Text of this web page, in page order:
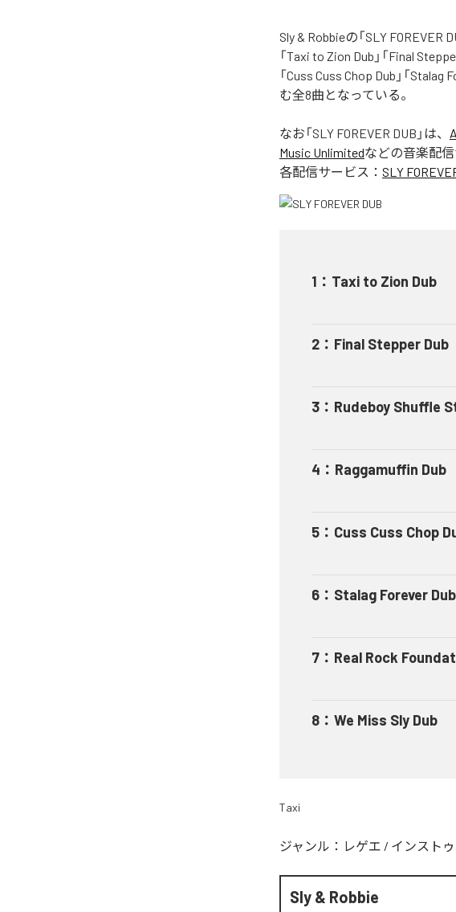
Sly & Robbieの「SLY
「Taxi to Zion Dub」「Final
「Cuss Cuss Chop Dub」「Stalag
む全8曲となっている。
なお「SLY FOREVER DUB 」は、
Music Unlimitedなどの音楽配
各配信サービス： SLY
1 ： Taxi to Zion Dub
2 ： Final Stepper Dub
3 ： Rudeboy Shuffle
4 ： Raggamuffin Dub
5 ： Cuss Cuss Chop
6 ： Stalag Forever Dub
7 ： Real Rock
8 ： We Miss Sly Dub
Taxi
ジャンル： レゲエ / インスト
Sly & Robbie